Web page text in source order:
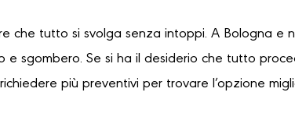
che tutto si svolga senza intoppi. A Bologna e
e sgombero. Se si ha il desiderio che tutto
più preventivi per trovare l’opzione